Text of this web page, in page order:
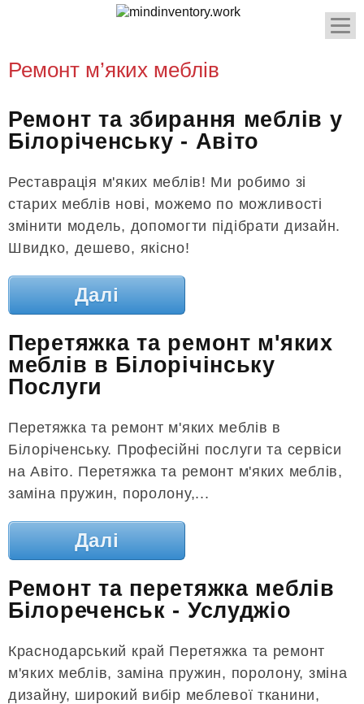
Ремонт м’яких меблів
Ремонт та збирання меблів у
Білоріченську - Авіто
Реставрація м'яких меблів! Ми робимо зі
старих меблів нові, можемо по можливості
змінити модель, допомогти підібрати дизайн.
Швидко, дешево, якісно!
Далі
Перетяжка та ремонт м'яких
меблів в Білорічінську
Послуги
Перетяжка та ремонт м'яких меблів в
Білоріченську. Професійні послуги та сервіси
на Авіто. Перетяжка та ремонт м'яких меблів,
заміна пружин, поролону,...
Далі
Ремонт та перетяжка меблів
Білореченськ - Услуджіо
Краснодарський край Перетяжка та ремонт
м'яких меблів, заміна пружин, поролону, зміна
дизайну, широкий вибір меблевої тканини,